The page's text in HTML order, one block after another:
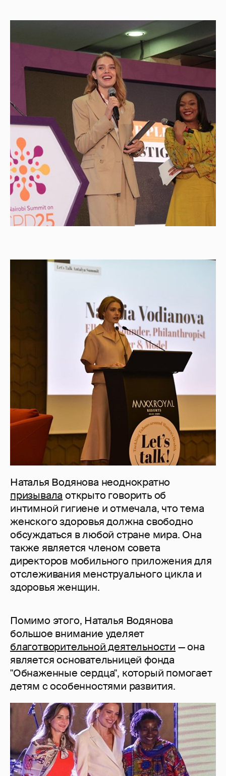
Наталья Водянова неоднократно
призывала открыто говорить об
интимной гигиене и отмечала, что тема
женского здоровья должна свободно
обсуждаться в любой стране мира. Она
также является членом совета
директоров мобильного приложения для
отслеживания менструального цикла и
здоровья женщин.
Помимо этого, Наталья Водянова
большое внимание уделяет
благотворительной деятельности — она
является основательницей фонда
"Обнаженные сердца", который помогает
детям с особенностями развития.